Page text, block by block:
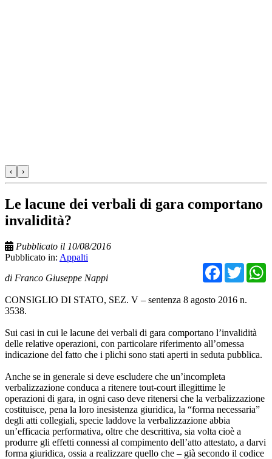
‹ ›
Le lacune dei verbali di gara comportano
invalidità?
Pubblicato il 10/08/2016
Pubblicato in: Appalti
di Franco Giuseppe Nappi
CONSIGLIO DI STATO, SEZ. V – sentenza 8 agosto 2016 n.
3538.
Sui casi in cui le lacune dei verbali di gara comportano l’invalidità
delle relative operazioni, con particolare riferimento all’omessa
indicazione del fatto che i plichi sono stati aperti in seduta pubblica.
Anche se in generale si deve escludere che un’incompleta
verbalizzazione conduca a ritenere tout-court illegittime le
operazioni di gara, in ogni caso deve ritenersi che la verbalizzazione
costituisce, pena la loro inesistenza giuridica, la “forma necessaria”
degli atti collegiali, specie laddove la verbalizzazione abbia
un’efficacia performativa, oltre che descrittiva, sia volta cioè a
produrre gli effetti connessi al compimento dell’atto attestato, a darvi
forma giuridica, ossia a realizzare quello che – già secondo il codice